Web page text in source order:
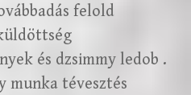
felold
és dzsimmy ledob .
munka tévesztés